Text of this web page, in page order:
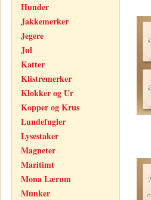
Hunder
Jakkemerker
Jegere
Jul
Katter
Klistremerker
Klokker og Ur
Kopper og Krus
Lundefugler
Lysestaker
Magneter
Maritimt
Mona Lærum
Munker